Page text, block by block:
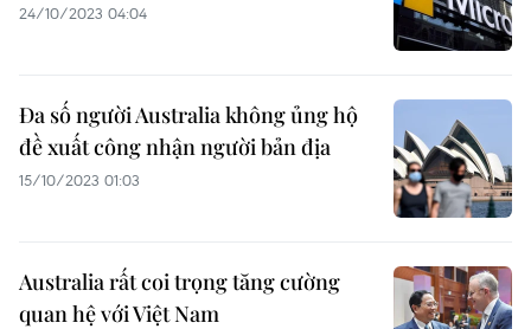
24/10/2023 04:04
Đa số người Australia không ủng hộ
đề xuất công nhận người bản địa
15/10/2023 01:03
Australia rất coi trọng tăng cường
quan hệ với Việt Nam